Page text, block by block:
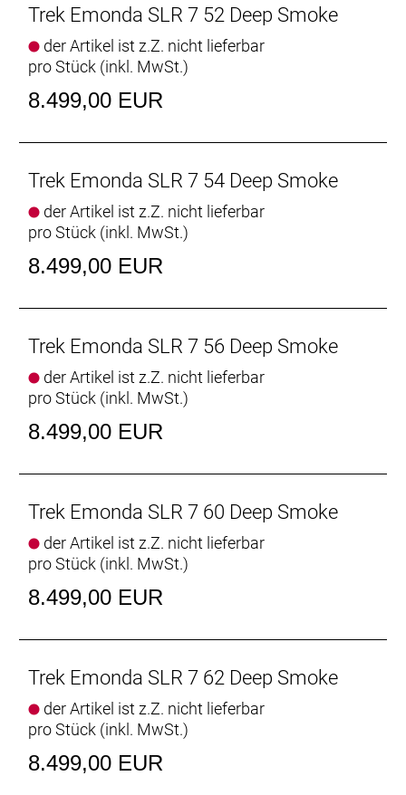
auf flachen Abschnitten als auch auf deftigen
Anstiegen zu unserer schnellsten Émonda SLR-
Plattform aller Zeiten.
- Die zusammen mit dem Émonda entwickelten
Aeolus Pro 37-Laufräder sind wahre
Kletterspezialisten.
Schneller auf Anstiegen, schneller auf flachen
aerodynamischen Rohrformen des brandneuen
Émonda verschaffen dir überall einen spürbaren
Vorteil. Darüber hinaus ist das Émonda SLR für eine
optimierte aerodynamische Performance an der
Für leichte, schnelle Rohrprofile ist in der Regel mehr
Material erforderlich. Da wir aber nicht bereit waren,
beim Gewicht Kompromisse einzugehen,
entwickelten wir für das Émonda SLR unser
800 Series OCLV Carbon.
Großartige Bikes für alle
Unabhängig von Geschlecht, Anatomie, Fahrstil
oder Fahrkönnen verdient jeder Fahrer ein
großartiges Bike. Das neue Émonda ist mit
größenspezifischen Komponenten bestückt, die
Geschlechts, eine großartige Passform
Shimano Ultegra Di2
Die Ultegra Di2 R8100 ist Shimanos
beeindruckendster Antrieb und vollgepackt mit
innovativen, bahnbrechenden Funktionen. Die
Trek Emonda SLR 7 52 Deep Smoke
der Artikel ist z.Z. nicht lieferbar
pro Stück (inkl. MwSt.)
8.499,00 EUR
Trek Emonda SLR 7 54 Deep Smoke
der Artikel ist z.Z. nicht lieferbar
pro Stück (inkl. MwSt.)
8.499,00 EUR
Trek Emonda SLR 7 56 Deep Smoke
der Artikel ist z.Z. nicht lieferbar
pro Stück (inkl. MwSt.)
8.499,00 EUR
Trek Emonda SLR 7 60 Deep Smoke
der Artikel ist z.Z. nicht lieferbar
pro Stück (inkl. MwSt.)
8.499,00 EUR
Trek Emonda SLR 7 62 Deep Smoke
der Artikel ist z.Z. nicht lieferbar
pro Stück (inkl. MwSt.)
8.499,00 EUR